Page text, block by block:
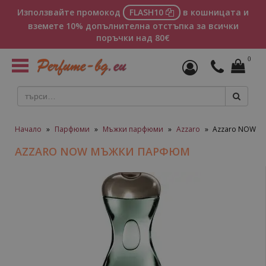
Използвайте промокод FLASH10
в кошницата и
вземете 10% допълнителна отстъпка за всички
поръчки над 80€
Toggle
navigation
0
Начало » Парфюми » Мъжки парфюми » Azzaro » Azzaro NOW
AZZARO NOW МЪЖКИ ПАРФЮМ